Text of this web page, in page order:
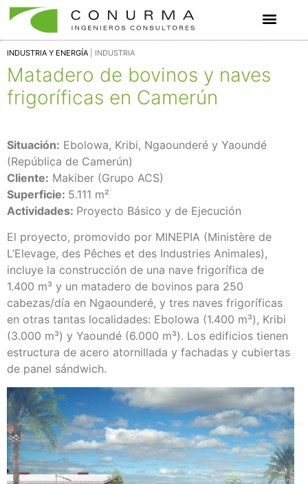
INDUSTRIA Y ENERGÍA | INDUSTRIA
Matadero de bovinos y naves
frigoríficas en Camerún
Situación: Ebolowa, Kribi, Ngaounderé y Yaoundé
(República de Camerún)
Cliente: Makiber (Grupo ACS)
Superficie: 5.111 m²
Actividades: Proyecto Básico y de Ejecución
El proyecto, promovido por MINEPIA (Ministère de
L’Elevage, des Pêches et des Industries Animales),
incluye la construcción de una nave frigorífica de
1.400 m³ y un matadero de bovinos para 250
cabezas/día en Ngaounderé, y tres naves frigoríficas
en otras tantas localidades: Ebolowa (1.400 m³), Kribi
(3.000 m³) y Yaoundé (6.000 m³). Los edificios tienen
estructura de acero atornillada y fachadas y cubiertas
de panel sándwich.